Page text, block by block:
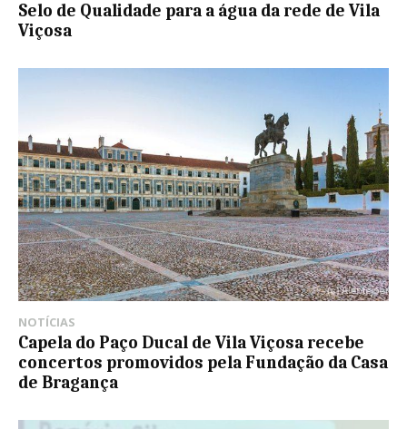
Selo de Qualidade para a água da rede de Vila
Viçosa
NOTÍCIAS
Capela do Paço Ducal de Vila Viçosa recebe
concertos promovidos pela Fundação da Casa
de Bragança